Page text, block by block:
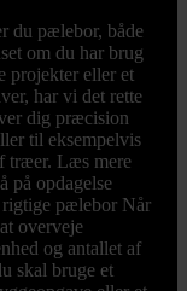
du pælebor, både
om du har brug
projekter eller et
har vi det rette
dig præcision
til eksempelvis
træer. Læs mere
på opdagelse
pælebor Når
overveje
og antallet af
skal bruge et